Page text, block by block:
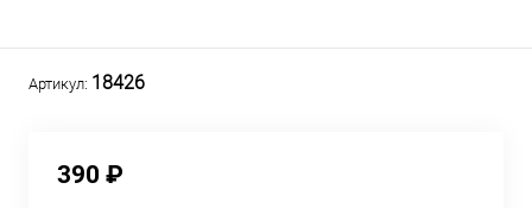
Артикул: 18426
390 ₽